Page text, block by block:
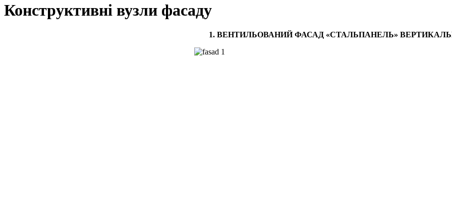
Конструктивні вузли фасаду
1. ВЕНТИЛЬОВАНИЙ ФАСАД «СТАЛЬПАНЕЛЬ»